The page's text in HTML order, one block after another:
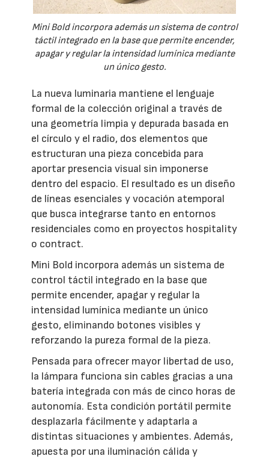
Mini Bold incorpora además un sistema de control
táctil integrado en la base que permite encender,
apagar y regular la intensidad lumínica mediante
un único gesto.
La nueva luminaria mantiene el lenguaje
formal de la colección original a través de
una geometría limpia y depurada basada en
el círculo y el radio, dos elementos que
estructuran una pieza concebida para
aportar presencia visual sin imponerse
dentro del espacio. El resultado es un diseño
de líneas esenciales y vocación atemporal
que busca integrarse tanto en entornos
residenciales como en proyectos hospitality
o contract.
Mini Bold incorpora además un sistema de
control táctil integrado en la base que
permite encender, apagar y regular la
intensidad lumínica mediante un único
gesto, eliminando botones visibles y
reforzando la pureza formal de la pieza.
Pensada para ofrecer mayor libertad de uso,
la lámpara funciona sin cables gracias a una
batería integrada con más de cinco horas de
autonomía. Esta condición portátil permite
desplazarla fácilmente y adaptarla a
distintas situaciones y ambientes. Además,
apuesta por una iluminación cálida y